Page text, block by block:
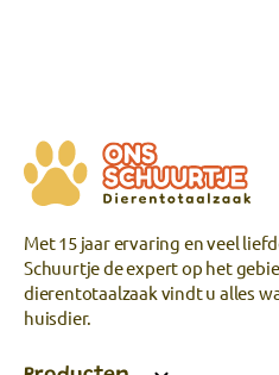
Met 15 jaar ervaring en veel
Schuurtje de expert op het
dierentotaalzaak vindt u alles
huisdier.